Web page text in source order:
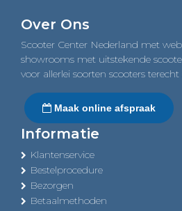
Over Ons
Scooter Center Nederland met
showrooms met uitstekende
voor allerlei soorten scooters
Maak online afspraak
Informatie
Klantenservice
Bestelprocedure
Bezorgen
Betaalmethoden